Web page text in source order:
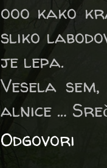
ooo kako
sliko
je lepa.
Vesela
alnice …
Odgovori